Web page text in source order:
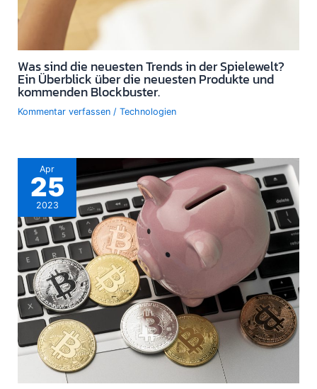
Was sind die neuesten Trends in der Spielewelt?
Ein Überblick über die neuesten Produkte und
kommenden Blockbuster.
Kommentar verfassen / Technologien
Apr
25
2023